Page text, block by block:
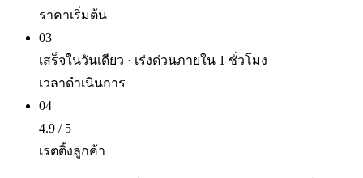
ราคาเริ่มต้น
03
เสร็จในวันเดียว · เร่งด่วนภายใน 1 ชั่วโมง
เวลาดำเนินการ
04
4.9 / 5
เรตติ้งลูกค้า